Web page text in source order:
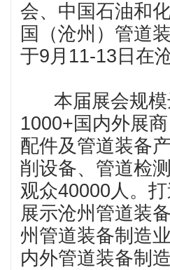
会、中国石油和
国（沧州）管道
于9月11-13日在
本届展会规模
1000+国内外展
配件及管道装备
削设备、管道检
观众40000人。
展示沧州管道装
州管道装备制造
内外管道装备制